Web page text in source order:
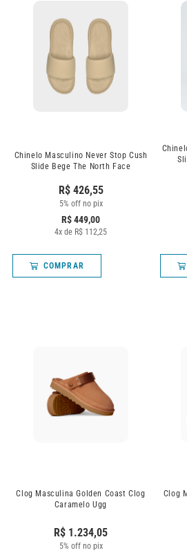
Chinelo Masculino Never Stop Cush
Slide Bege The North Face
R$426,55
5% off no pix
R$449,00
4x de R$ 112,25
COMPRAR
Clog Masculina Golden Coast Clog
Caramelo Ugg
R$ 1.234,05
5% off no pix
Clog